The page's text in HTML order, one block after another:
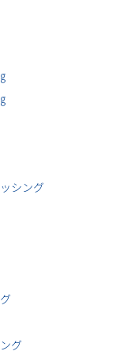
シング
グ